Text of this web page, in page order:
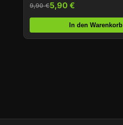
9,90 €5,90 €
In den Warenkorb